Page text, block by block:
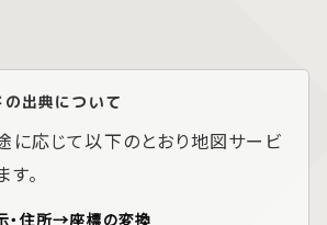
出典について
に応じて以下のとおり地図サービ
。
・住所→座標の変換